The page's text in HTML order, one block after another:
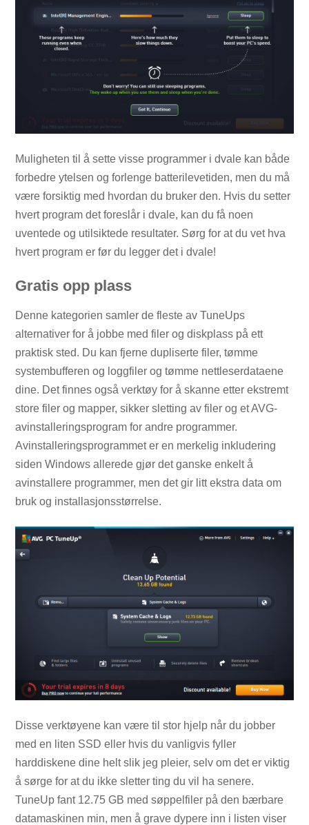
Muligheten til å sette visse programmer i dvale kan både
forbedre ytelsen og forlenge batterilevetiden, men du må
være forsiktig med hvordan du bruker den. Hvis du setter
hvert program det foreslår i dvale, kan du få noen
uventede og utilsiktede resultater. Sørg for at du vet hva
hvert program er før du legger det i dvale!
Gratis opp plass
Denne kategorien samler de fleste av TuneUps
alternativer for å jobbe med filer og diskplass på ett
praktisk sted. Du kan fjerne dupliserte filer, tømme
systembufferen og loggfiler og tømme nettleserdataene
dine. Det finnes også verktøy for å skanne etter ekstremt
store filer og mapper, sikker sletting av filer og et AVG-
avinstalleringsprogram for andre programmer.
Avinstalleringsprogrammet er en merkelig inkludering
siden Windows allerede gjør det ganske enkelt å
avinstallere programmer, men det gir litt ekstra data om
bruk og installasjonsstørrelse.
Disse verktøyene kan være til stor hjelp når du jobber
med en liten SSD eller hvis du vanligvis fyller
harddiskene dine helt slik jeg pleier, selv om det er viktig
å sørge for at du ikke sletter ting du vil ha senere.
TuneUp fant 12.75 GB med søppelfiler på den bærbare
datamaskinen min, men å grave dypere inn i listen viser